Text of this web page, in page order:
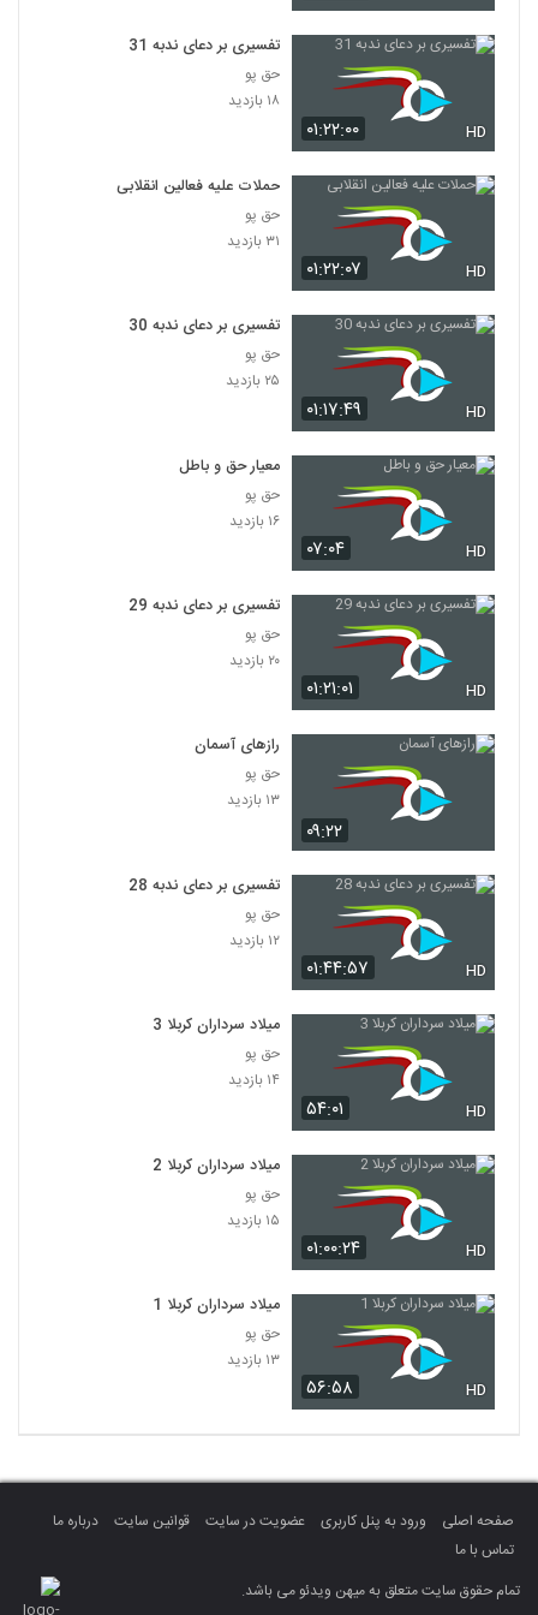
۰۱:۲۲:۰۰ HD
تفسیری بر دعای ندبه 31
حق پو
۱۸ بازدید
۰۱:۲۲:۰۷ HD
حملات علیه فعالین انقلابی
حق پو
۳۱ بازدید
۰۱:۱۷:۴۹ HD
تفسیری بر دعای ندبه 30
حق پو
۲۵ بازدید
۰۷:۰۴ HD
معیار حق و باطل
حق پو
۱۶ بازدید
۰۱:۲۱:۰۱ HD
تفسیری بر دعای ندبه 29
حق پو
۲۰ بازدید
۰۹:۲۲
رازهای آسمان
حق پو
۱۳ بازدید
۰۱:۴۴:۵۷ HD
تفسیری بر دعای ندبه 28
حق پو
۱۲ بازدید
۵۴:۰۱ HD
میلاد سرداران کربلا 3
حق پو
۱۴ بازدید
۰۱:۰۰:۲۴ HD
میلاد سرداران کربلا 2
حق پو
۱۵ بازدید
۵۶:۵۸ HD
میلاد سرداران کربلا 1
حق پو
۱۳ بازدید
صفحه اصلی ورود به پنل کاربری عضویت در سایت قوانین سایت
درباره ما
تماس با ما
تمام حقوق سایت متعلق به میهن ویدئو می باشد.